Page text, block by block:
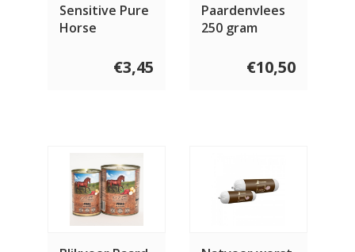
Sensitive Pure
Horse
€3,45
Paardenvlees
250 gram
€10,50